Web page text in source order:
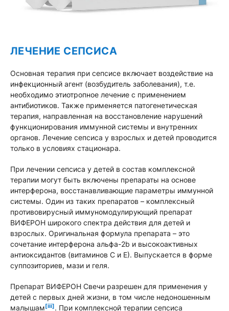
ЛЕЧЕНИЕ СЕПСИСА
Основная терапия при сепсисе включает воздействие на
инфекционный агент (возбудитель заболевания), т.е.
необходимо этиотропное лечение с применением
антибиотиков. Также применяется патогенетическая
терапия, направленная на восстановление нарушений
функционирования иммунной системы и внутренних
органов. Лечение сепсиса у взрослых и детей проводится
только в условиях стационара.
При лечении сепсиса у детей в состав комплексной
терапии могут быть включены препараты на основе
интерферона, восстанавливающие параметры иммунной
системы. Один из таких препаратов – комплексный
противовирусный иммуномодулирующий препарат
ВИФЕРОН широкого спектра действия для детей и
взрослых. Оригинальная формула препарата – это
сочетание интерферона альфа-2b и высокоактивных
антиоксидантов (витаминов С и Е). Выпускается в форме
суппозиториев, мази и геля.
Препарат ВИФЕРОН Свечи разрешен для применения у
детей с первых дней жизни, в том числе недоношенным
малышам [iii] . При комплексной терапии сепсиса